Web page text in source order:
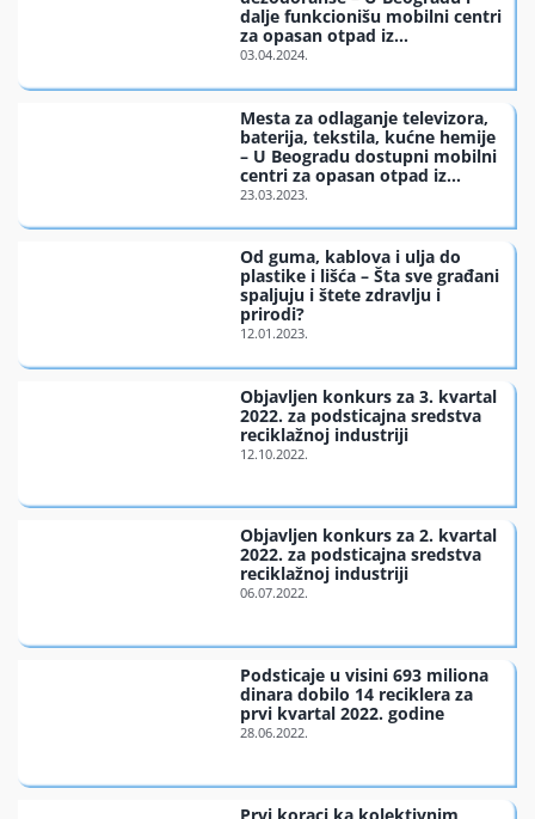
O nama
dalje funkcionišu mobilni centri
za opasan otpad iz
domaćinstva
Mesta za odlaganje televizora,
baterija, tekstila, kućne hemije
– U Beogradu dostupni mobilni
centri za opasan otpad iz
domaćinstva
Od guma, kablova i ulja do
plastike i lišća – Šta sve građani
spaljuju i štete zdravlju i
prirodi?
Objavljen konkurs za 3. kvartal
2022. za podsticajna sredstva
reciklažnoj industriji
Objavljen konkurs za 2. kvartal
2022. za podsticajna sredstva
reciklažnoj industriji
Podsticaje u visini 693 miliona
dinara dobilo 14 reciklera za
prvi kvartal 2022. godine
Prvi koraci ka kolektivnim